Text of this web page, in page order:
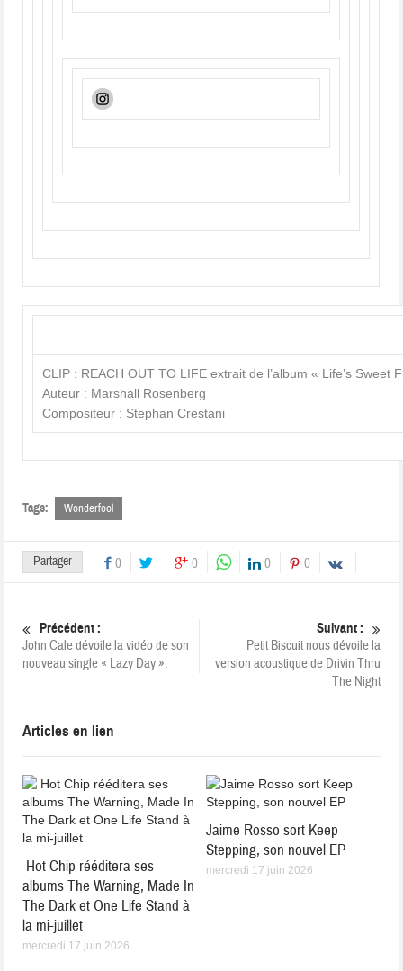
CLIP : REACH OUT TO LIFE extrait de l’album « Life’s Sweet
Auteur : Marshall Rosenberg
Compositeur : Stephan Crestani
Tags: Wonderfool
Partager 0 0 0 0
Précédent :
John Cale dévoile la vidéo de son
nouveau single « Lazy Day ».
Suivant :
Petit Biscuit nous dévoile la
version acoustique de Drivin Thru
The Night
Articles en lien
Hot Chip rééditera ses
albums The Warning, Made In
The Dark et One Life Stand à
la mi-juillet
mercredi 17 juin 2026
Jaime Rosso sort Keep
Stepping, son nouvel EP
mercredi 17 juin 2026